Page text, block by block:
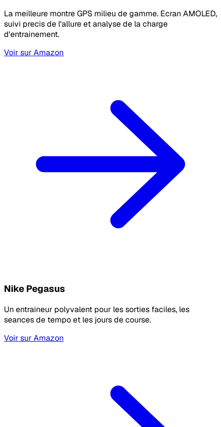
La meilleure montre GPS milieu de gamme. Ecran AMOLED,
suivi precis de l'allure et analyse de la charge
d'entrainement.
Voir sur Amazon
Nike Pegasus
Un entraineur polyvalent pour les sorties faciles, les
seances de tempo et les jours de course.
Voir sur Amazon